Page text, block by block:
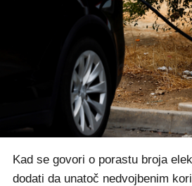
Kad se govori o porastu broja
dodati da unatoč nedvojbenim